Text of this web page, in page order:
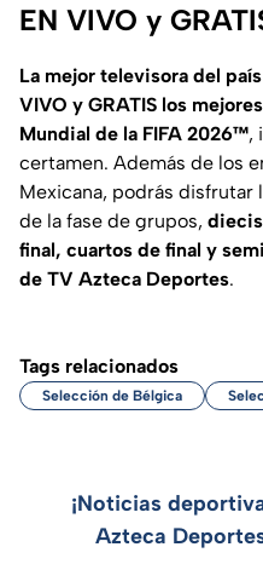
EN VIVO y
La mejor televisora del
VIVO y GRATIS los
Mundial de la FIFA 2026™,
certamen. Además de los
Mexicana, podrás disfrutar
de la fase de grupos,
final, cuartos de final y
de TV Azteca Deportes.
Tags relacionados
Selección de Bélgica
¡Noticias
Azteca